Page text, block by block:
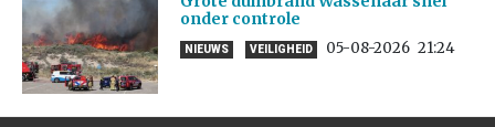
onder controle
NIEUWS VEILIGHEID 05-08-2026 21:24